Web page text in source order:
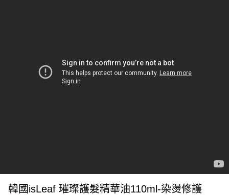
韓國isLeaf 璀璨護髮精華油110ml-染燙修護